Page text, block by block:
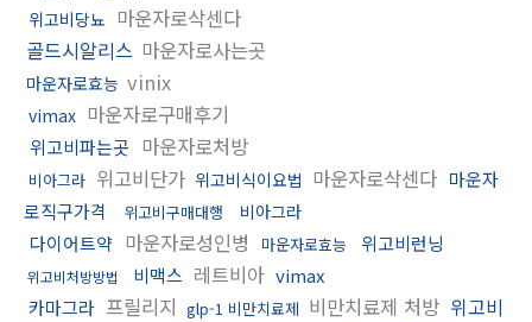
위고비당뇨 마운자로삭센다
골드시알리스 마운자로사는곳
마운자로효능 vinix
vimax 마운자로구매후기
위고비파는곳 마운자로처방
비아그라 위고비단가 위고비식이요법 마운자로삭센다 마운자
로직구가격
위고비구매대행 비아그라
다이어트약 마운자로성인병 마운자로효능 위고비런닝
위고비처방방법 비맥스 레트비아 vimax
카마그라 프릴리지 glp-1 비만치료제 비만치료제 처방 위고비